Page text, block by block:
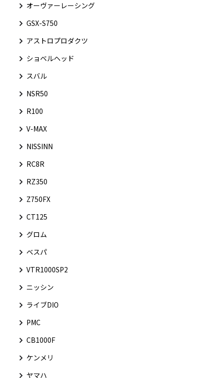
オーヴァーレーシング
GSX-S750
アストロプロダクツ
ショベルヘッド
スバル
NSR50
R100
V-MAX
NISSINN
RC8R
RZ350
Z750FX
CT125
グロム
ベスパ
VTR1000SP2
ニッシン
ライブDIO
PMC
CB1000F
ケンメリ
ヤマハ